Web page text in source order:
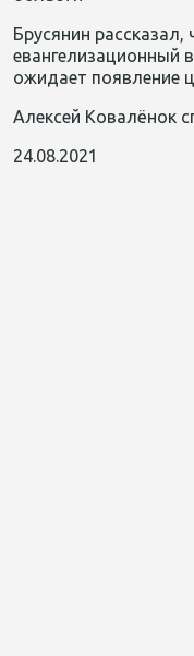
Брусянин
евангелизационный
ожидает появление
Алексей Ковалёнок
24.08.2021